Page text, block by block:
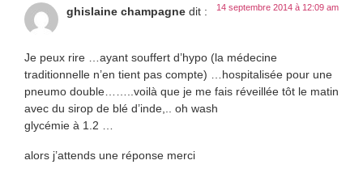
ghislaine champagne dit : 14 septembre 2014 à 12:09 am
Je peux rire …ayant souffert d’hypo (la médecine
traditionnelle n’en tient pas compte) …hospitalisée pour une
pneumo double……..voilà que je me fais réveillée tôt le matin
avec du sirop de blé d’inde,.. oh wash
glycémie à 1.2 …
alors j’attends une réponse merci